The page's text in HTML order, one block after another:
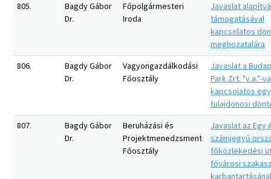
805.
Bagdy Gábor
Dr.
Főpolgármesteri
Iroda
Javaslat
támogatásával
kapcsolatos
meghozatalára
806.
Bagdy Gábor
Dr.
Vagyongazdálkodási
Főosztály
Javaslat a
Park Zrt. "v.a."-
kapcsolatos
tulajdonosi
807.
Bagdy Gábor
Dr.
Beruházási és
Projektmenedzsment
Főosztály
Javaslat az Egy
számjegyű
főközlekedési
fővárosi